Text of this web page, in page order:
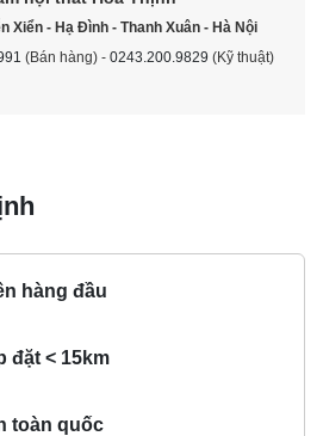
Xiển - Hạ Đình - Thanh Xuân - Hà Nội
(Bán hàng) - 0243.200.9829 (Kỹ thuật)
hàng đầu
đặt < 15km
toàn quốc